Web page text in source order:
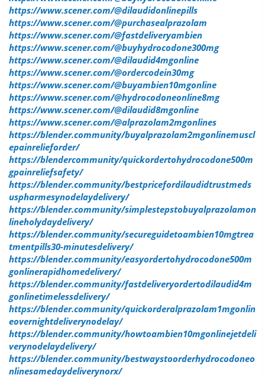
https://www.scener.com/@dilaudidonlinepills
https://www.scener.com/@purchasealprazolam
https://www.scener.com/@fastdeliveryambien
https://www.scener.com/@buyhydrocodone300mg
https://www.scener.com/@dilaudid4mgonline
https://www.scener.com/@ordercodein30mg
https://www.scener.com/@buyambien10mgonline
https://www.scener.com/@hydrocodoneonline8mg
https://www.scener.com/@dilaudid8mgonline
https://www.scener.com/@alprazolam2mgonlines
https://blender.community/buyalprazolam2mgonlinemuscl
epainrelieforder/
https://blendercommunity/quickordertohydrocodone500m
gpainreliefsafety/
https://blender.community/bestpricefordilaudidtrustmeds
uspharmesynodelaydelivery/
https://blender.community/simplestepstobuyalprazolamon
lineholydaydelivery/
https://blender.community/secureguidetoambien10mgtrea
tmentpills30-minutesdelivery/
https://blender.community/easyordertohydrocodone500m
gonlinerapidhomedelivery/
https://blender.community/fastdeliveryordertodilaudid4m
gonlinetimelessdelivery/
https://blender.community/quickorderalprazolam1mgonlin
eovernightdeliverynodelay/
https://blender.community/howtoambien10mgonlinejetdeli
verynodelaydelivery/
https://blender.community/bestwaystoorderhydrocodoneo
nlinesamedaydeliverynorx/